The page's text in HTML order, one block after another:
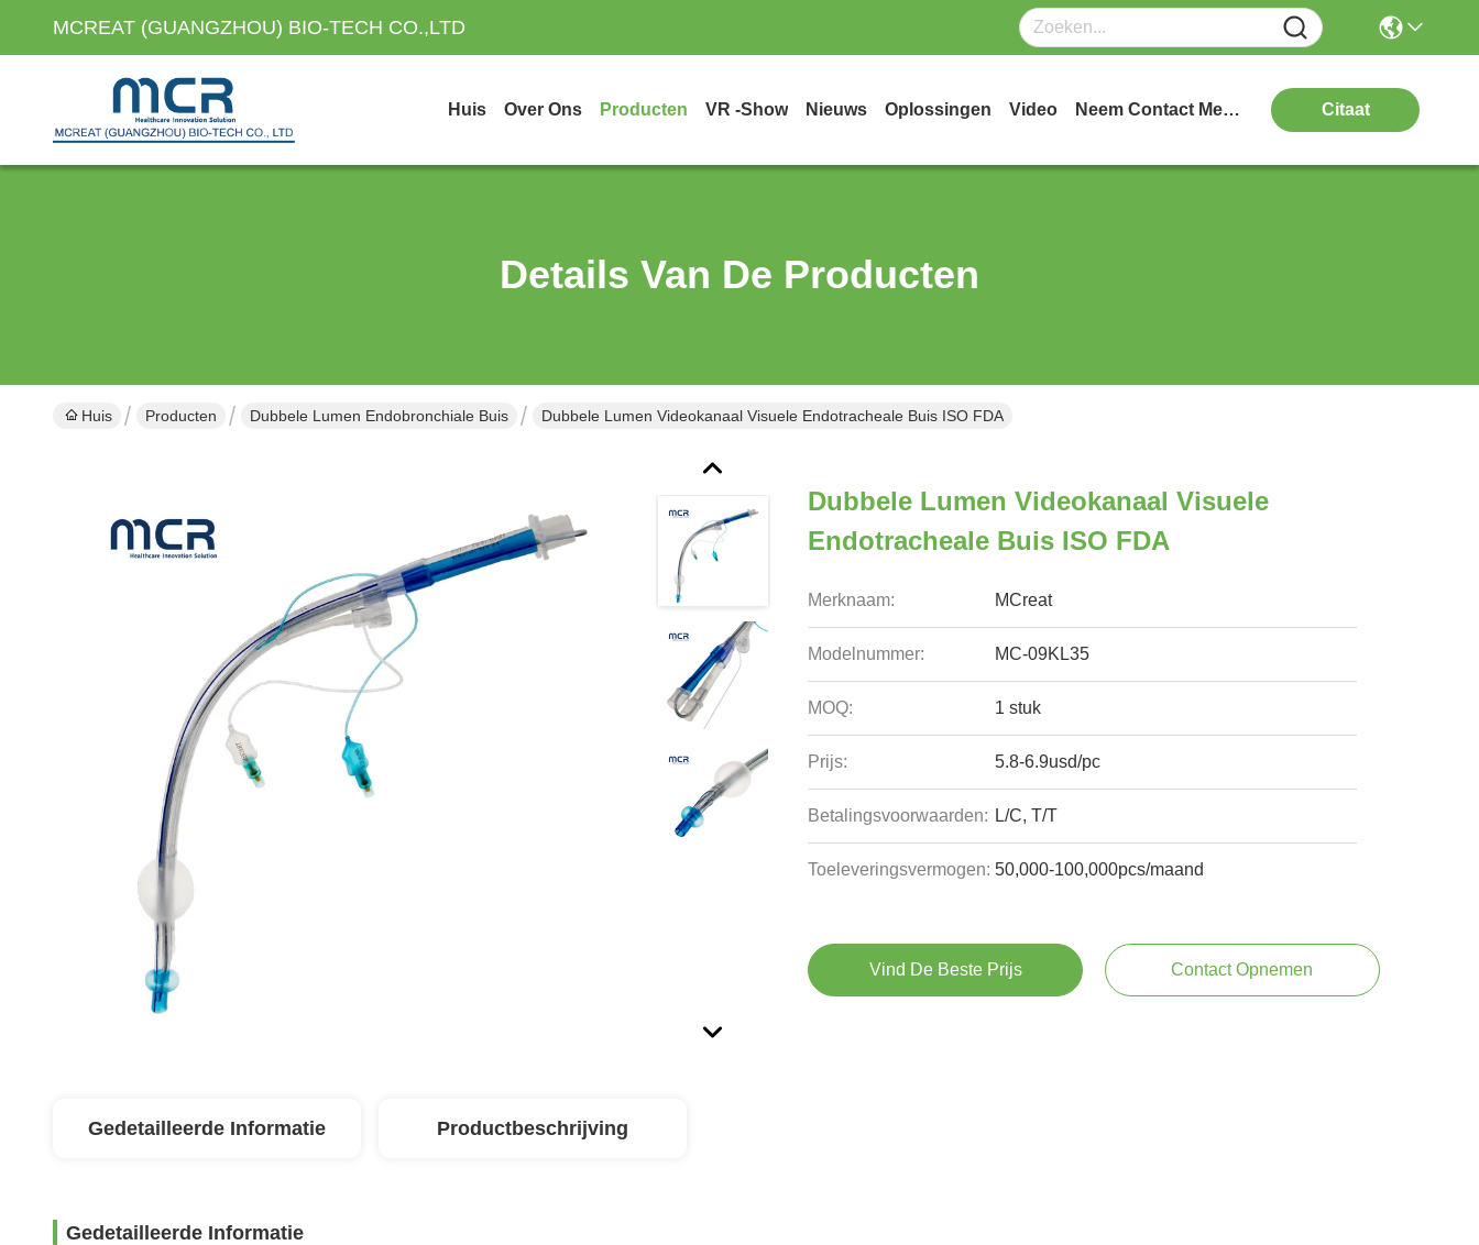
MCREAT (GUANGZHOU) BIO-TECH CO.,LTD
Huis Over Ons Producten VR -show Nieuws Oplossingen Video Neem Contact Met Ons Op Citaat
Details Van De Producten
Huis Producten Dubbele Lumen Endobronchiale Buis Dubbele Lumen Videokanaal Visuele Endotracheale Buis ISO FDA
Dubbele Lumen Videokanaal Visuele
Endotracheale Buis ISO FDA
Merknaam: MCreat
Modelnummer: MC-09KL35
MOQ: 1 stuk
Prijs: 5.8-6.9usd/pc
Betalingsvoorwaarden: L/C, T/T
Toeleveringsvermogen: 50,000-100,000pcs/maand
Vind De Beste Prijs Contact Opnemen
Gedetailleerde Informatie Productbeschrijving
Gedetailleerde Informatie